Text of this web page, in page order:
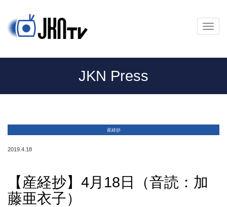
メ
ニ
ー
JKN Press
産経抄
2019.4.18
【産経抄】4月18日（音読：加
藤亜衣子）